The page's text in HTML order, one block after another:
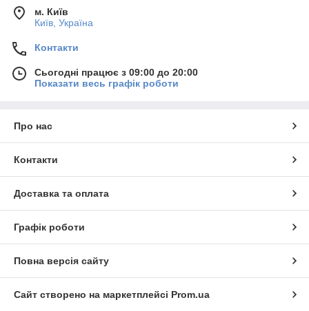
м. Київ
Київ, Україна
Контакти
Сьогодні працює з 09:00 до 20:00
Показати весь графік роботи
Про нас
Контакти
Доставка та оплата
Графік роботи
Повна версія сайту
Сайт створено на маркетплейсі Prom.ua